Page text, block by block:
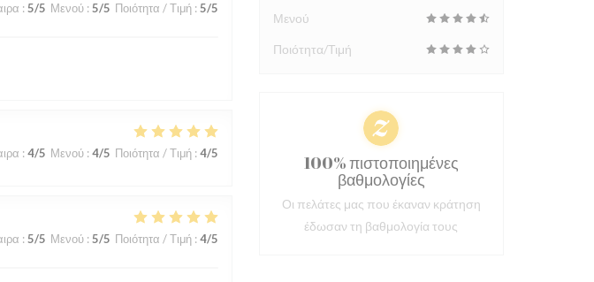
: 5/5 Μενού: 5/5 Ποιότητα / Τιμή: 5/5
: 4/5 Μενού: 4/5 Ποιότητα / Τιμή: 4/5
: 5/5 Μενού: 5/5 Ποιότητα / Τιμή: 4/5
Μενού
Ποιότητα/Τιμή
100% πιστοποιημένες
βαθμολογίες
Οι πελάτες μας που έκαναν κράτηση
έδωσαν τη βαθμολογία τους